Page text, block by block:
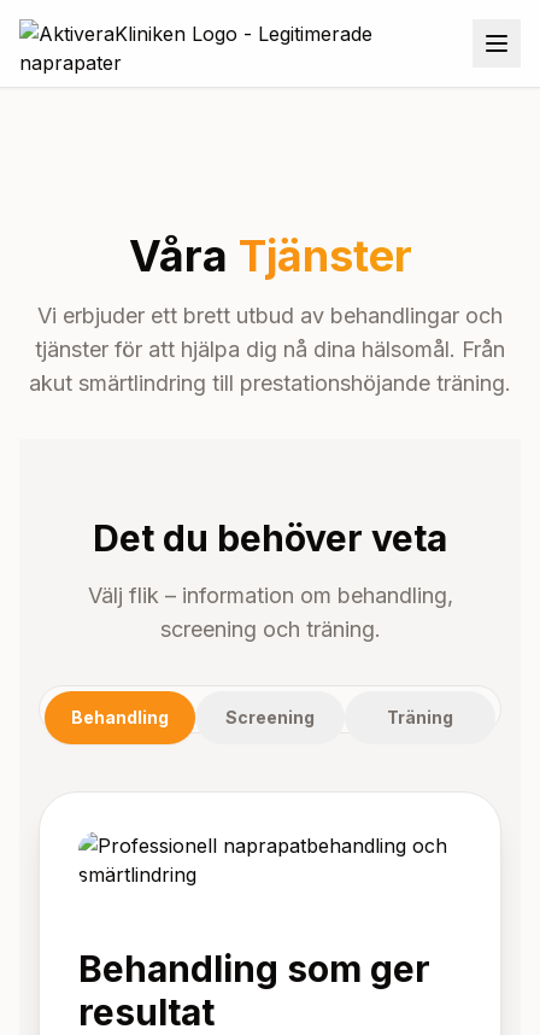
Våra Tjänster
Vi erbjuder ett brett utbud av behandlingar och
tjänster för att hjälpa dig nå dina hälsomål. Från
akut smärtlindring till prestationshöjande träning.
Det du behöver veta
Välj flik – information om behandling,
screening och träning.
Behandling Screening Träning
Behandling som ger
resultat